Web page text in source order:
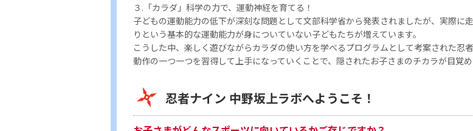
３.「カラダ」科学の力で、運動神経を育てる！
子どもの運動能力の低下が深刻な問題として文部科学省から発表されましたが、実際に
りという基本的な運動能力が身についていない子どもたちが増えています。
こうした中、楽しく遊びながらカラダの使い方を学べるプログラムとして考案された忍者
動作の一つ一つを習得して上手になっていくことで、隠されたお子さまのチカラが目覚め
忍者ナイン 中野坂上ラボへようこそ！